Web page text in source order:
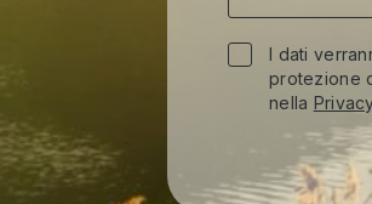
I dati
protezione
nella